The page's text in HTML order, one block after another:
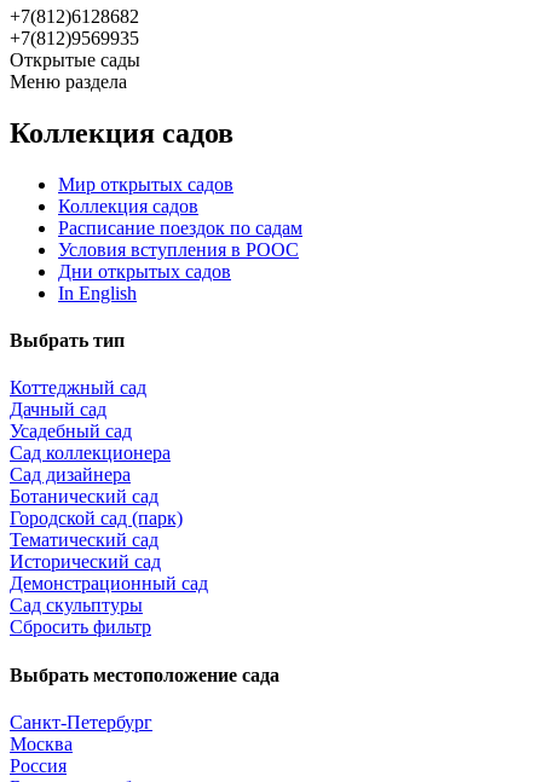
+7(812)6128682
+7(812)9569935
Открытые сады
Меню раздела
Коллекция садов
Мир открытых садов
Коллекция садов
Расписание поездок по садам
Условия вступления в РООС
Дни открытых садов
In English
Выбрать тип
Коттеджный сад
Дачный сад
Усадебный сад
Сад коллекционера
Сад дизайнера
Ботанический сад
Городской сад (парк)
Тематический сад
Исторический сад
Демонстрационный сад
Сад скульптуры
Сбросить фильтр
Выбрать местоположение сада
Санкт-Петербург
Москва
Россия